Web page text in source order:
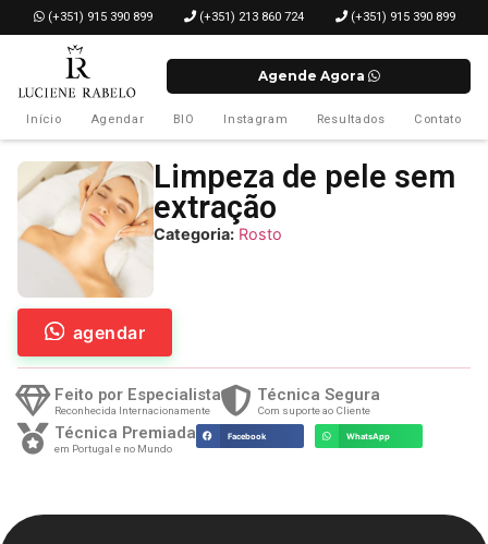
­ (+351) 915 390 899 (+351) 213 860 724 (+351) 915 390 899
Início Agendar BIO Instagram Resultados Contato
Agende Agora
Limpeza de pele sem
extração
Categoria: Rosto
agendar
Feito por Especialista
Reconhecida Internacionamente
Técnica Segura
Com suporte ao Cliente
Técnica Premiada
em Portugal e no Mundo
Facebook WhatsApp